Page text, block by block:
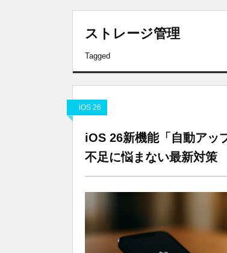
ストレージ管理
Tagged
iOS 26
iOS 26新機能「自動アッ
不足に悩まない最新対策